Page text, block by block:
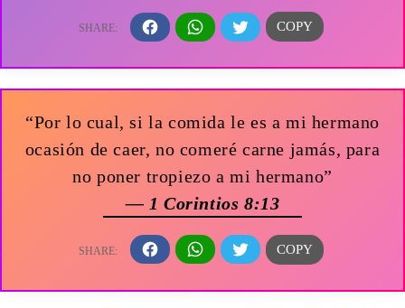
“Por lo cual, si la comida le es a mi hermano
ocasión de caer, no comeré carne jamás, para
no poner tropiezo a mi hermano”
— 1 Corintios 8:13